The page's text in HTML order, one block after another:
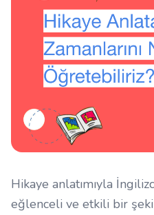
Hikaye anlatımıyla
eğlenceli ve etkili bir